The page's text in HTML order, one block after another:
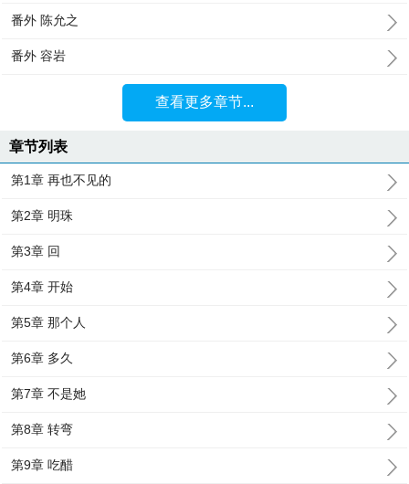
番外 陈允之
番外 容岩
查看更多章节...
章节列表
第1章 再也不见的
第2章 明珠
第3章 回
第4章 开始
第5章 那个人
第6章 多久
第7章 不是她
第8章 转弯
第9章 吃醋